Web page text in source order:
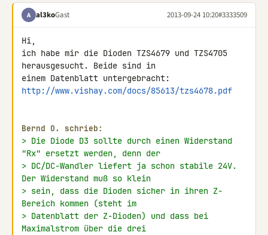
A al3koGast 2013-09-24 10:20#3333509
Hi,
ich habe mir die Dioden TZS4679 und TZS4705
herausgesucht. Beide sind in
http://www.vishay.com/docs/85613/tzs4678.pdf
Bernd O. schrieb:
> Die Diode D3 sollte durch einen Widerstand
"Rx" ersetzt werden, denn der
> DC/DC-Wandler liefert ja schon stabile 24V.
Der Widerstand muß so klein
> sein, dass die Dioden sicher in ihren Z-
Bereich kommen (steht im
> Datenblatt der Z-Dioden) und dass bei
Maximalstrom über die drei